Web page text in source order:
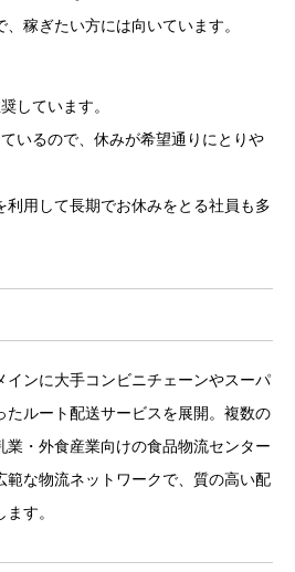
稼ぎたい方には向いています。
しています。
いるので、休みが希望通りにとりや
利用して長期でお休みをとる社員も多
インに大手コンビニチェーンやスーパ
たルート配送サービスを展開。複数の
業・外食産業向けの食品物流センター
範な物流ネットワークで、質の高い配
す。